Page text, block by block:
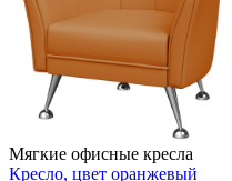
Мягкие офисные кресла
Кресло, цвет оранжевый